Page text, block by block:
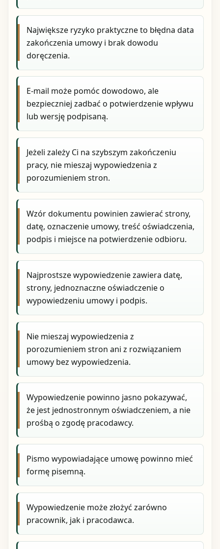
Największe ryzyko praktyczne to błędna data
zakończenia umowy i brak dowodu
doręczenia.
E-mail może pomóc dowodowo, ale
bezpieczniej zadbać o potwierdzenie wpływu
lub wersję podpisaną.
Jeżeli zależy Ci na szybszym zakończeniu
pracy, nie mieszaj wypowiedzenia z
porozumieniem stron.
Wzór dokumentu powinien zawierać strony,
datę, oznaczenie umowy, treść oświadczenia,
podpis i miejsce na potwierdzenie odbioru.
Najprostsze wypowiedzenie zawiera datę,
strony, jednoznaczne oświadczenie o
wypowiedzeniu umowy i podpis.
Nie mieszaj wypowiedzenia z
porozumieniem stron ani z rozwiązaniem
umowy bez wypowiedzenia.
Wypowiedzenie powinno jasno pokazywać,
że jest jednostronnym oświadczeniem, a nie
prośbą o zgodę pracodawcy.
Pismo wypowiadające umowę powinno mieć
formę pisemną.
Wypowiedzenie może złożyć zarówno
pracownik, jak i pracodawca.